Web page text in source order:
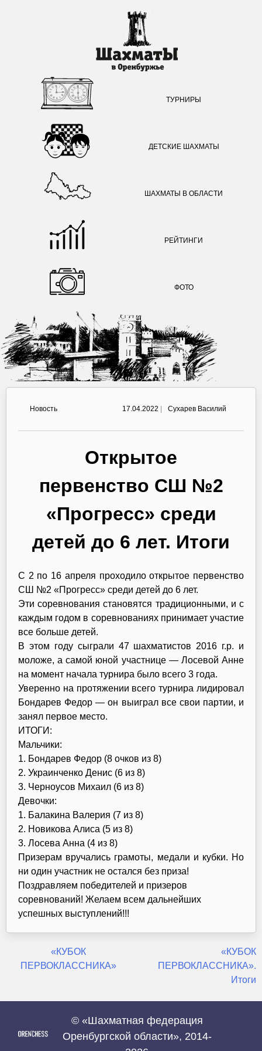
ТУРНИРЫ
ДЕТСКИЕ ШАХМАТЫ
ШАХМАТЫ В ОБЛАСТИ
РЕЙТИНГИ
ФОТО
Новость 17.04.2022 Сухарев Василий
Открытое
первенство СШ №2
«Прогресс» среди
детей до 6 лет. Итоги
С 2 по 16 апреля проходило открытое первенство
СШ №2 «Прогресс» среди детей до 6 лет.
Эти соревнования становятся традиционными, и с
каждым годом в соревнованиях принимает участие
все больше детей.
В этом году сыграли 47 шахматистов 2016 г.р. и
моложе, а самой юной участнице — Лосевой Анне
на момент начала турнира было всего 3 года.
Уверенно на протяжении всего турнира лидировал
Бондарев Федор — он выиграл все свои партии, и
занял первое место.
ИТОГИ:
Мальчики:
1. Бондарев Федор (8 очков из 8)
2. Украинченко Денис (6 из 8)
3. Черноусов Михаил (6 из 8)
Девочки:
1. Балакина Валерия (7 из 8)
2. Новикова Алиса (5 из 8)
3. Лосева Анна (4 из 8)
Призерам вручались грамоты, медали и кубки. Но
ни один участник не остался без приза!
Поздравляем победителей и призеров
соревнований! Желаем всем дальнейших
успешных выступлений!!!
Навигация
«КУБОК
ПЕРВОКЛАССНИКА»
«КУБОК
ПЕРВОКЛАССНИКА».
Итоги
© «Шахматная федерация
Оренбургской области», 2014-